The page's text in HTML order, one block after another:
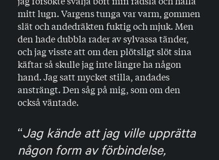
mitt lugn. Vargens tunga var varm, gommen
slät och andedräkten fuktig och mjuk. Men
den hade dubbla rader av sylvassa tänder,
och jag visste att om den plötsligt slöt sina
käftar så skulle jag inte längre ha någon
hand. Jag satt mycket stilla, andades
ansträngt. Den såg på mig, som om den
också väntade.
Jag kände att jag ville upprätta
någon form av förbindelse,